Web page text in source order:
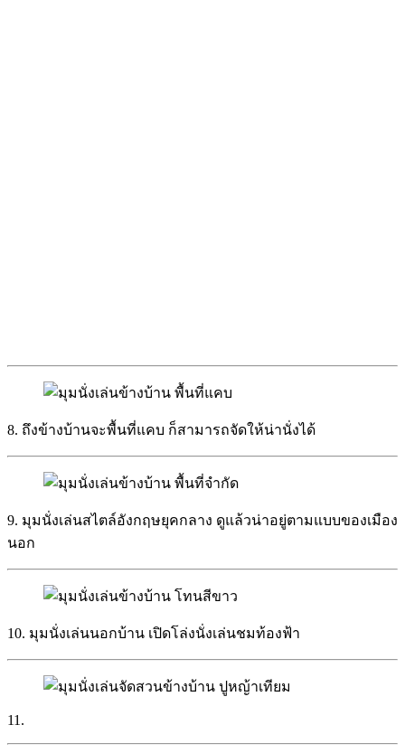
8. ถึงข้างบ้านจะพื้นที่แคบ ก็สามารถจัดให้น่านั่งได้
9. มุมนั่งเล่นสไตล์อังกฤษยุคกลาง ดูแล้วน่าอยู่ตามแบบของเมือง
นอก
10. มุมนั่งเล่นนอกบ้าน เปิดโล่งนั่งเล่นชมท้องฟ้า
11.